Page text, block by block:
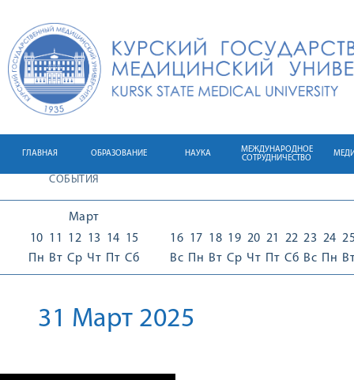
ГЛАВНАЯ ОБРАЗОВАНИЕ НАУКА
МЕЖДУНАРОДНОЕ
СОТРУДНИЧЕСТВО
СОБЫТИЯ
Март
10
Пн
11
Вт
12
Ср
13
Чт
14
Пт
15
Сб
16
Вс
17
Пн
18
Вт
19
Ср
20
Чт
21
Пт
22
Сб
23
Вс
24
Пн
31 Март 2025